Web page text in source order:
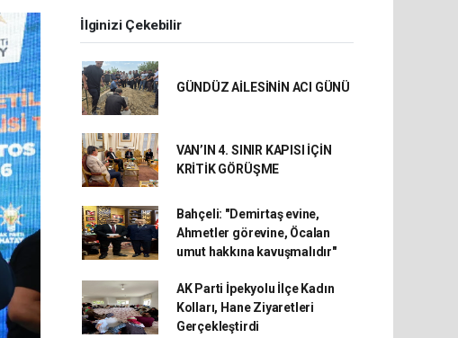
İlginizi Çekebilir
GÜNDÜZ AİLESİNİN ACI GÜNÜ
VAN’IN 4. SINIR KAPISI İÇİN
KRİTİK GÖRÜŞME
Bahçeli: "Demirtaş evine,
Ahmetler görevine, Öcalan
umut hakkına kavuşmalıdır"
AK Parti İpekyolu İlçe Kadın
Kolları, Hane Ziyaretleri
Gerçekleştirdi